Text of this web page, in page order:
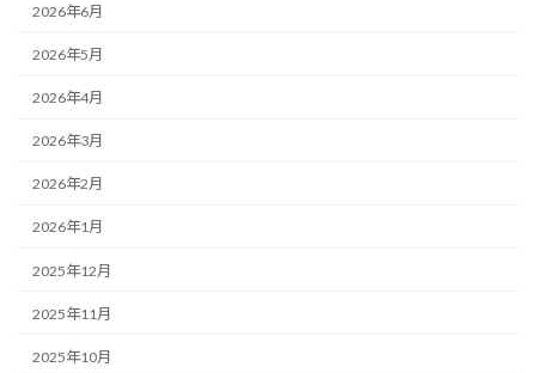
2026年6月
2026年5月
2026年4月
2026年3月
2026年2月
2026年1月
2025年12月
2025年11月
2025年10月